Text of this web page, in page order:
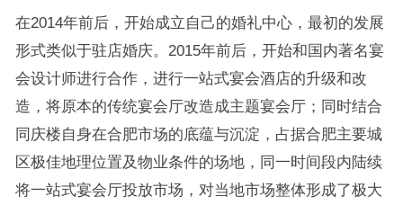
在2014年前后，开始成立自己的婚礼中心，最初的发展
形式类似于驻店婚庆。2015年前后，开始和国内著名宴
会设计师进行合作，进行一站式宴会酒店的升级和改
造，将原本的传统宴会厅改造成主题宴会厅；同时结合
同庆楼自身在合肥市场的底蕴与沉淀，占据合肥主要城
区极佳地理位置及物业条件的场地，同一时间段内陆续
将一站式宴会厅投放市场，对当地市场整体形成了极大